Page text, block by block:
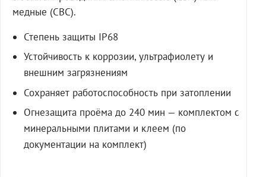
медные (СВС).
Степень защиты IP68
Устойчивость к коррозии, ультрафиолету и
внешним загрязнениям
Сохраняет работоспособность при затоплении
Огнезащита проёма до 240 мин — комплектом с
минеральными плитами и клеем (по
документации на комплект)